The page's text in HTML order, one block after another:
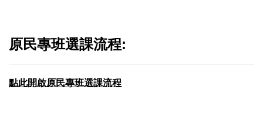
原民專班選課流程:
點此開啟原民專班選課流程